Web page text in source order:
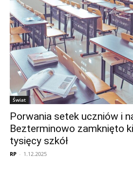
Świat
Porwania setek uczniów i
Bezterminowo zamknięto
tysięcy szkół
RP - 1.12.2025